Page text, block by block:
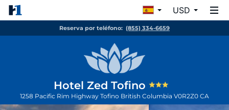
USD
Reserva por teléfono: (855) 334-6659
Hotel Zed Tofino
1258 Pacific Rim Highway Tofino British Columbia V0R2Z0 CA